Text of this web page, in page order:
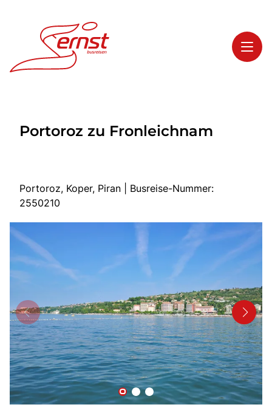
Highlights
Start
Busreisen
Bus mieten
Portoroz zu Fronleichnam
Portoroz, Koper, Piran | Busreise-Nummer:
2550210